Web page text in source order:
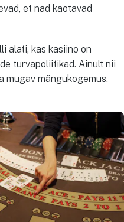
et nad kaotavad
alati, kas kasiino on
turvapoliitikad. Ainult nii
mugav mängukogemus.